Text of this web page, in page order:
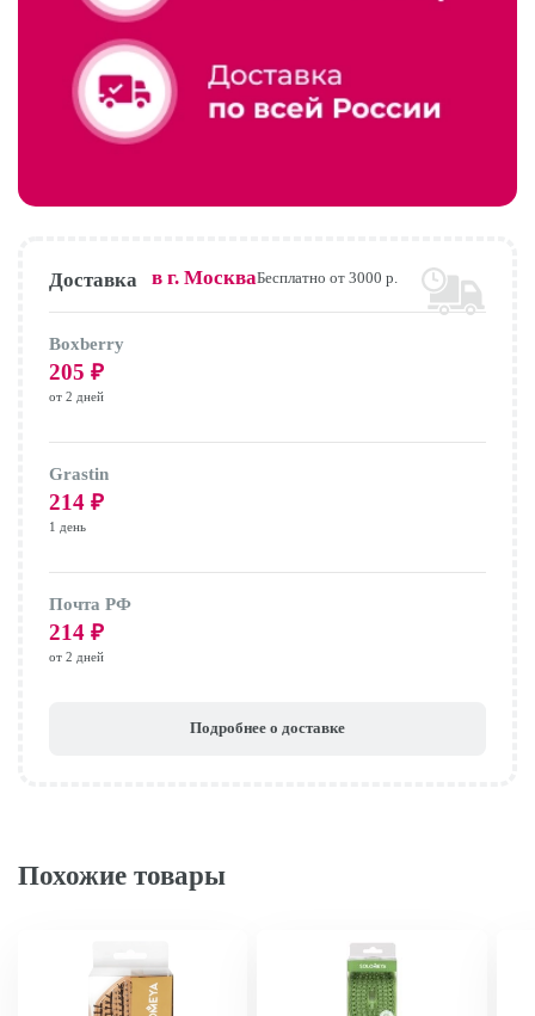
Доставка в г. МоскваБесплатно от 3000 р.
Boxberry
205 ₽
от 2 дней
Grastin
214 ₽
1 день
Почта РФ
214 ₽
от 2 дней
Подробнее о доставке
Похожие товары